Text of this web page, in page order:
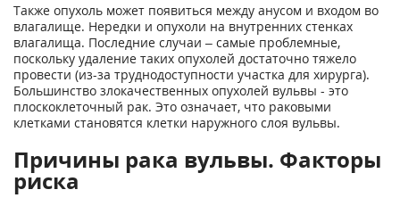
Также опухоль может появиться между анусом и входом во
влагалище. Нередки и опухоли на внутренних стенках
влагалища. Последние случаи – самые проблемные,
поскольку удаление таких опухолей достаточно тяжело
провести (из-за труднодоступности участка для хирурга).
Большинство злокачественных опухолей вульвы - это
плоскоклеточный рак. Это означает, что раковыми
клетками становятся клетки наружного слоя вульвы.
Причины рака вульвы. Факторы
риска